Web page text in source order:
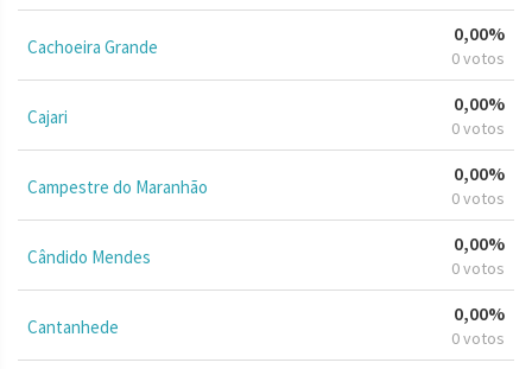
Cachoeira Grande
0,00%
0 votos
Cajari
0,00%
0 votos
Campestre do Maranhão
0,00%
0 votos
Cândido Mendes
0,00%
0 votos
Cantanhede
0,00%
0 votos